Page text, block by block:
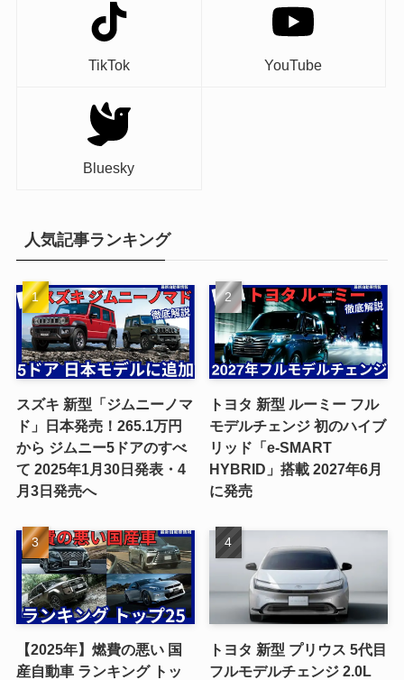
TikTok YouTube
Bluesky
人気記事ランキング
スズキ 新型「ジムニーノマ
ド」日本発売！265.1万円
から ジムニー5ドアのすべ
て 2025年1月30日発表・4
月3日発売へ
トヨタ 新型 ルーミー フル
モデルチェンジ 初のハイブ
リッド「e-SMART
HYBRID」搭載 2027年6月
に発売
【2025年】燃費の悪い 国
産自動車 ランキング トッ
トヨタ 新型 プリウス 5代目
フルモデルチェンジ 2.0L